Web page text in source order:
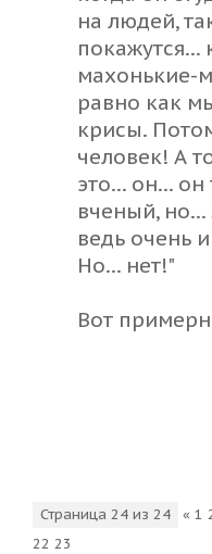
на людей,
покажутся...
махонькие-
равно как
крисы.
человек! А
это... он...
вченый,
ведь очень
Но... нет!"
Вот
Страница 24 из 24 « 1
22 23